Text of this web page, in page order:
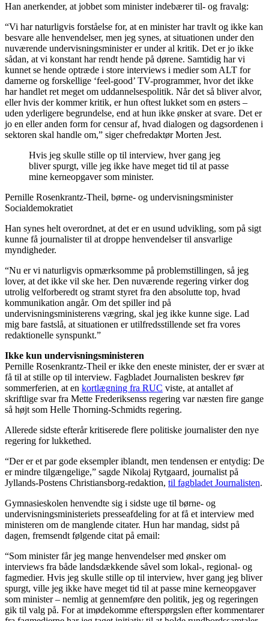
Han anerkender, at jobbet som minister indebærer til- og fravalg:
“Vi har naturligvis forståelse for, at en minister har travlt og ikke kan
besvare alle henvendelser, men jeg synes, at situationen under den
nuværende undervisningsminister er under al kritik. Det er jo ikke
sådan, at vi konstant har rendt hende på dørene. Samtidig har vi
kunnet se hende optræde i store interviews i medier som ALT for
damerne og forskellige ‘feel-good’ TV-programmer, hvor det ikke
har handlet ret meget om uddannelsespolitik. Når det så bliver alvor,
eller hvis der kommer kritik, er hun oftest lukket som en østers –
uden yderligere begrundelse, end at hun ikke ønsker at svare. Det er
jo en eller anden form for censur af, hvad dialogen og dagsordenen i
sektoren skal handle om,” siger chefredaktør Morten Jest.
Hvis jeg skulle stille op til interview, hver gang jeg
bliver spurgt, ville jeg ikke have meget tid til at passe
mine kerneopgaver som minister.
Pernille Rosenkrantz-Theil, børne- og undervisningsminister
Socialdemokratiet
Han synes helt overordnet, at det er en usund udvikling, som på sigt
kunne få journalister til at droppe henvendelser til ansvarlige
myndigheder.
“Nu er vi naturligvis opmærksomme på problemstillingen, så jeg
lover, at det ikke vil ske her. Den nuværende regering virker dog
utrolig velforberedt og stramt styret fra den absolutte top, hvad
kommunikation angår. Om det spiller ind på
undervisningsministerens vægring, skal jeg ikke kunne sige. Lad
mig bare fastslå, at situationen er utilfredsstillende set fra vores
redaktionelle synspunkt.”
Ikke kun undervisningsministeren
Pernille Rosenkrantz-Theil er ikke den eneste minister, der er svær at
få til at stille op til interview. Fagbladet Journalisten beskrev før
sommerferien, at en kortlægning fra RUC viste, at antallet af
skriftlige svar fra Mette Frederiksenss regering var næsten fire gange
så højt som Helle Thorning-Schmidts regering.
Allerede sidste efterår kritiserede flere politiske journalister den nye
regering for lukkethed.
“Der er et par gode eksempler iblandt, men tendensen er entydig: De
er mindre tilgængelige,” sagde Nikolaj Rytgaard, journalist på
Jyllands-Postens Christiansborg-redaktion, til fagbladet Journalisten.
Gymnasieskolen henvendte sig i sidste uge til børne- og
undervisningsministeriets presseafdeling for at få et interview med
ministeren om de manglende citater. Hun har mandag, sidst på
dagen, fremsendt følgende citat på email:
“Som minister får jeg mange henvendelser med ønsker om
interviews fra både landsdækkende såvel som lokal-, regional- og
fagmedier. Hvis jeg skulle stille op til interview, hver gang jeg bliver
spurgt, ville jeg ikke have meget tid til at passe mine kerneopgaver
som minister – nemlig at gennemføre den politik, jeg og regeringen
gik til valg på. For at imødekomme efterspørgslen efter kommentarer